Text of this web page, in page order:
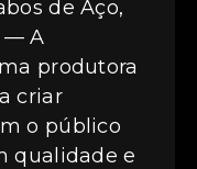
de Aço,
— A
produtora
criar
o público
qualidade e